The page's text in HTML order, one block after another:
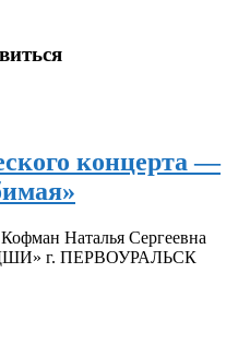
концерта —
Наталья Сергеевна
г. ПЕРВОУРАЛЬСК